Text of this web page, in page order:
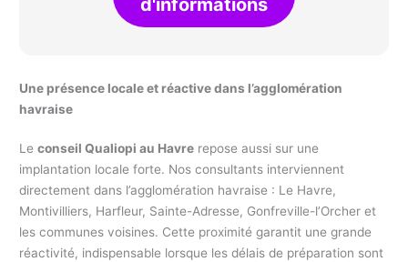
Une présence locale et réactive dans l’agglomération
havraise
Leconseil Qualiopi au Havre repose aussi sur une
implantation locale forte. Nos consultants interviennent
directement dans l’agglomération havraise : Le Havre,
Montivilliers, Harfleur, Sainte-Adresse, Gonfreville-l’Orcher et
les communes voisines. Cette proximité garantit une grande
réactivité, indispensable lorsque les délais de préparation sont